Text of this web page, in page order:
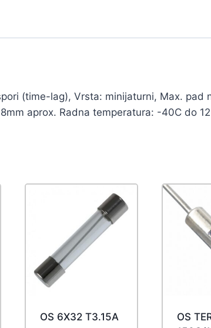
(time-lag), Vrsta: minijaturni, Max. pad
aprox. Radna temperatura: -40C do
OS 6X32 T3.15A
OS